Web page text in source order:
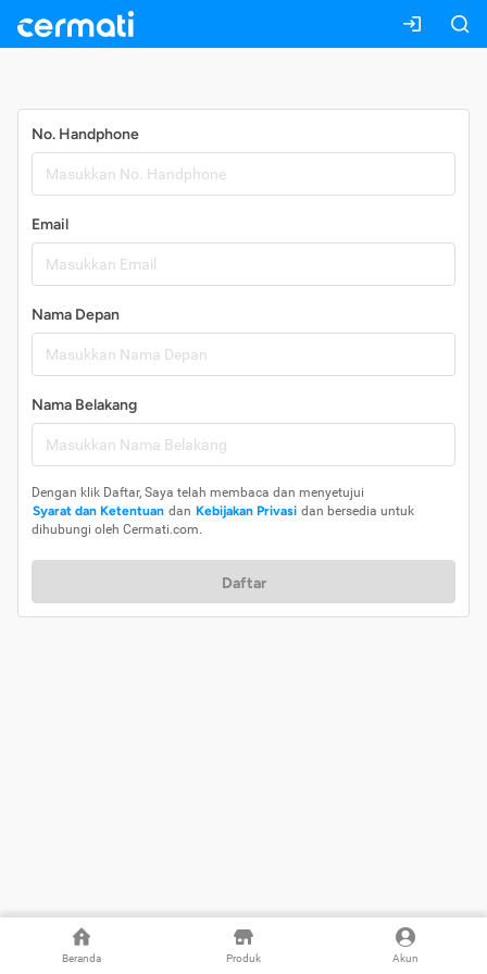
Beranda Produk Akun
No. Handphone
Email
Nama Depan
Nama Belakang
Dengan klik Daftar, Saya telah membaca dan menyetujui
Syarat dan Ketentuan dan Kebijakan Privasi dan bersedia untuk
dihubungi oleh Cermati.com.
Daftar